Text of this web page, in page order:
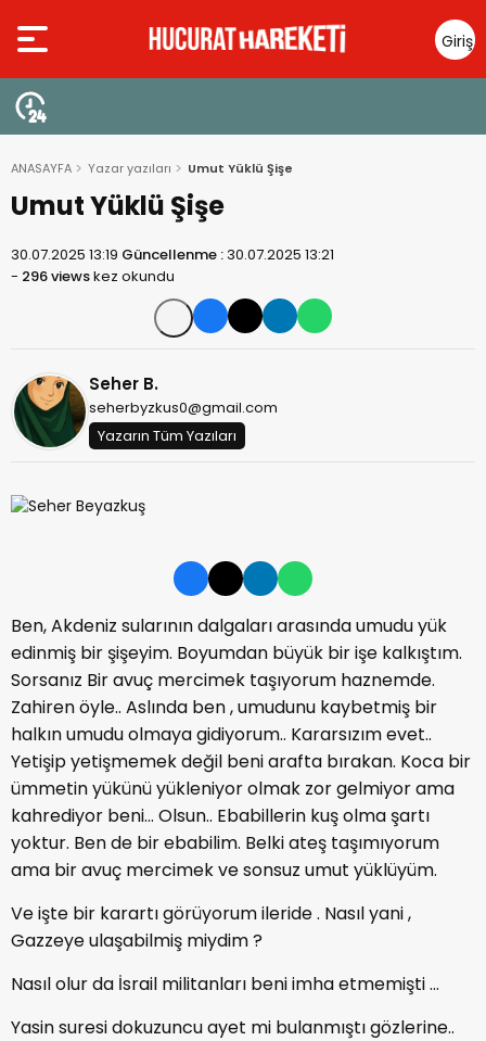
Giriş
Yap
ANASAYFA Yazar yazıları Umut Yüklü Şişe
Umut Yüklü Şişe
30.07.2025 13:19 Güncellenme :30.07.2025 13:21
- 296 viewskez okundu
Seher B.
seherbyzkus0@gmail.com
Yazarın Tüm Yazıları
Ben, Akdeniz sularının dalgaları arasında umudu yük
edinmiş bir şişeyim. Boyumdan büyük bir işe kalkıştım.
Sorsanız Bir avuç mercimek taşıyorum haznemde.
Zahiren öyle.. Aslında ben , umudunu kaybetmiş bir
halkın umudu olmaya gidiyorum.. Kararsızım evet..
Yetişip yetişmemek değil beni arafta bırakan. Koca bir
ümmetin yükünü yükleniyor olmak zor gelmiyor ama
kahrediyor beni... Olsun.. Ebabillerin kuş olma şartı
yoktur. Ben de bir ebabilim. Belki ateş taşımıyorum
ama bir avuç mercimek ve sonsuz umut yüklüyüm.
Ve işte bir karartı görüyorum ileride . Nasıl yani ,
Gazzeye ulaşabilmiş miydim ?
Nasıl olur da İsrail militanları beni imha etmemişti ...
Yasin suresi dokuzuncu ayet mi bulanmıştı gözlerine..